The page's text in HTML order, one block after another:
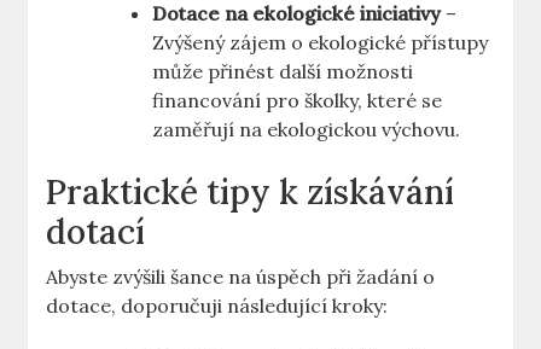
Dotace na ekologické iniciativy–
Zvýšený zájem o ekologické přístupy
může přinést další možnosti
financování pro školky, které se
zaměřují na ekologickou výchovu.
Praktické tipy k získávání
dotací
Abyste zvýšili šance na úspěch při žadání o
dotace, doporučuji následující kroky: